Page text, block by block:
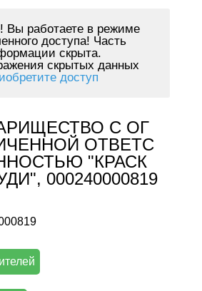
Вы работаете в режиме
доступа! Часть
скрыта.
скрытых данных
доступ
С ОГ
ОТВЕТС
"КРАСК
000240000819